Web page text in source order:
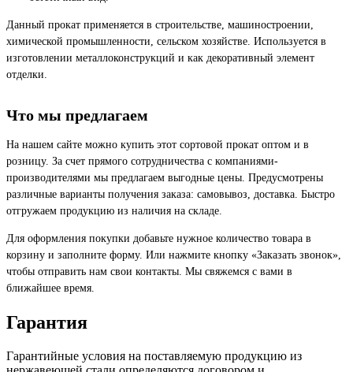
Данный прокат применяется в строительстве, машиностроении,
химической промышленности, сельском хозяйстве. Используется в
изготовлении металлоконструкций и как декоративный элемент
отделки.
Что мы предлагаем
На нашем сайте можно купить этот сортовой прокат оптом и в
розницу. За счет прямого сотрудничества с компаниями-
производителями мы предлагаем выгодные цены. Предусмотрены
различные варианты получения заказа: самовывоз, доставка. Быстро
отгружаем продукцию из наличия на складе.
Для оформления покупки добавьте нужное количество товара в
корзину и заполните форму. Или нажмите кнопку «Заказать звонок»,
чтобы отправить нам свои контакты. Мы свяжемся с вами в
ближайшее время.
Гарантия
Гарантийные условия на поставляемую продукцию из